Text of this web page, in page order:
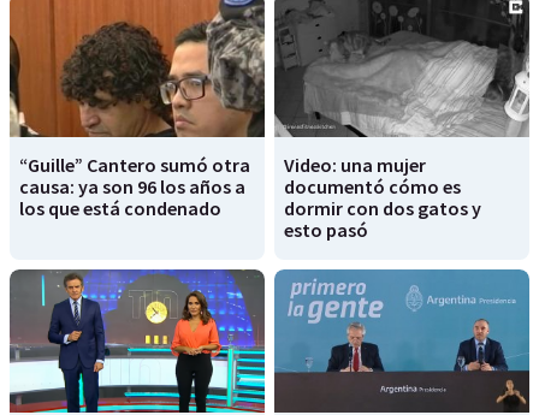
“Guille” Cantero sumó otra
causa: ya son 96 los años a
los que está condenado
Video: una mujer
documentó cómo es
dormir con dos gatos y
esto pasó